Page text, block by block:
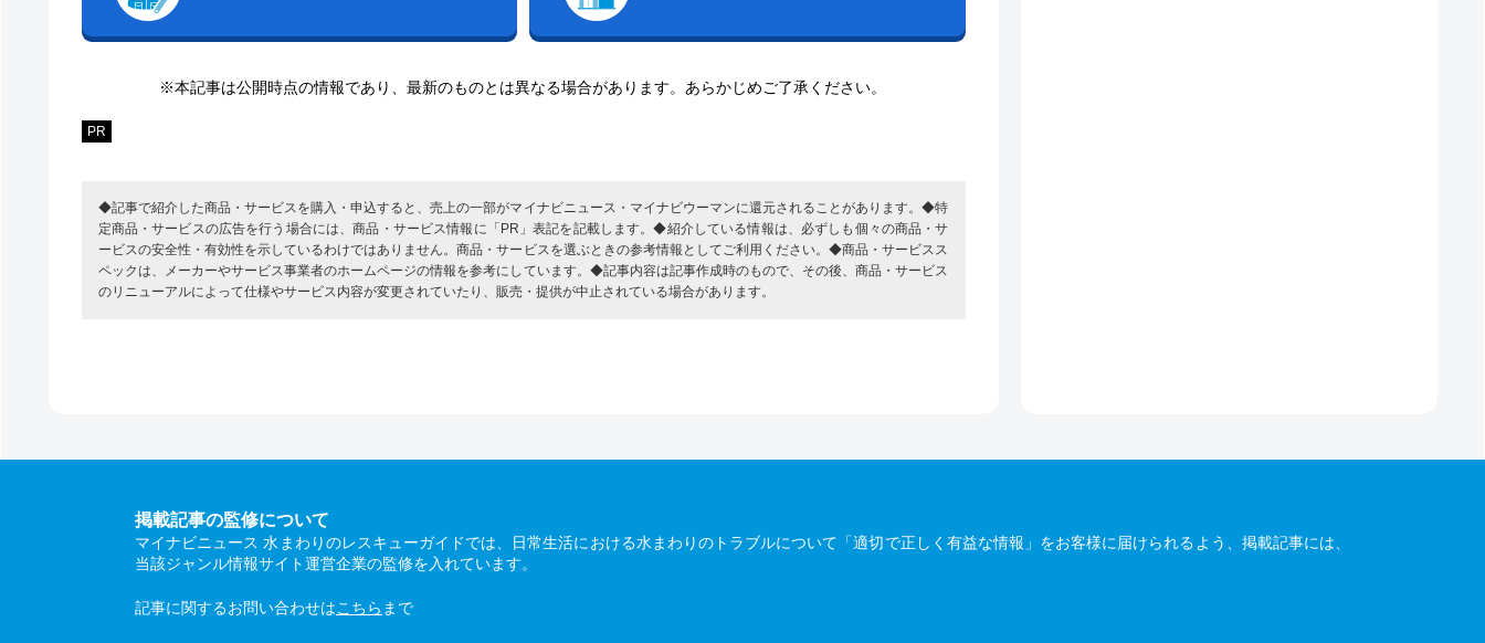
※本記事は公開時点の情報であり、最新のものとは異なる場合があります。あらかじめご了承ください。
PR
◆記事で紹介した商品・サービスを購入・申込すると、売上の一部がマイナビニュース・マイナビウーマンに還元されることがあります。◆特
定商品・サービスの広告を行う場合には、商品・サービス情報に「PR」表記を記載します。◆紹介している情報は、必ずしも個々の商品・サ
ービスの安全性・有効性を示しているわけではありません。商品・サービスを選ぶときの参考情報としてご利用ください。◆商品・サービスス
ペックは、メーカーやサービス事業者のホームページの情報を参考にしています。◆記事内容は記事作成時のもので、その後、商品・サービス
のリニューアルによって仕様やサービス内容が変更されていたり、販売・提供が中止されている場合があります。
掲載記事の監修について
マイナビニュース 水まわりのレスキューガイドでは、日常生活における水まわりのトラブルについて「適切で正しく有益な情報」をお客様に届けられるよう、掲載記事には、
当該ジャンル情報サイト運営企業の監修を入れています。
記事に関するお問い合わせはこちら まで